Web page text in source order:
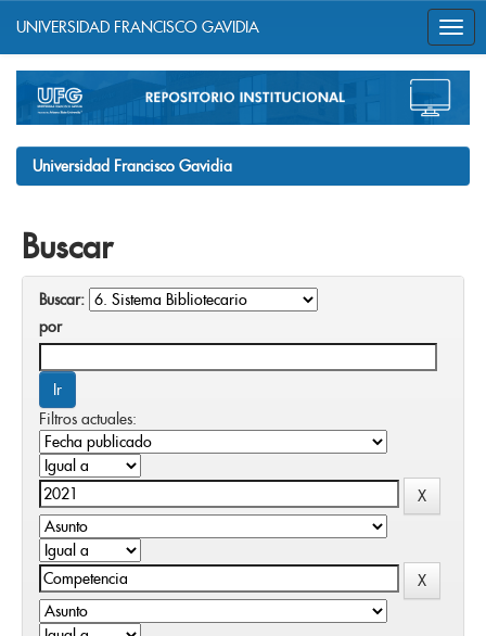
navigation
UNIVERSIDAD FRANCISCO GAVIDIA
Universidad Francisco Gavidia
Buscar
Buscar:
por
Filtros actuales: